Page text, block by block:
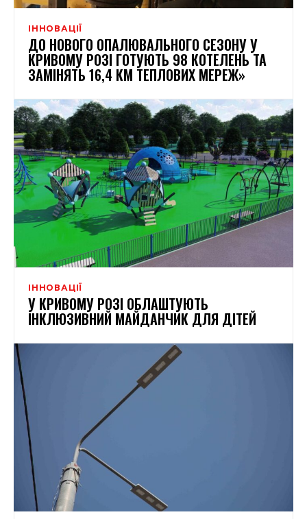
ІННОВАЦІЇ
ДО НОВОГО ОПАЛЮВАЛЬНОГО СЕЗОНУ У
КРИВОМУ РОЗІ ГОТУЮТЬ 98 КОТЕЛЕНЬ ТА
ЗАМІНЯТЬ 16,4 КМ ТЕПЛОВИХ МЕРЕЖ»
ІННОВАЦІЇ
У КРИВОМУ РОЗІ ОБЛАШТУЮТЬ
ІНКЛЮЗИВНИЙ МАЙДАНЧИК ДЛЯ ДІТЕЙ